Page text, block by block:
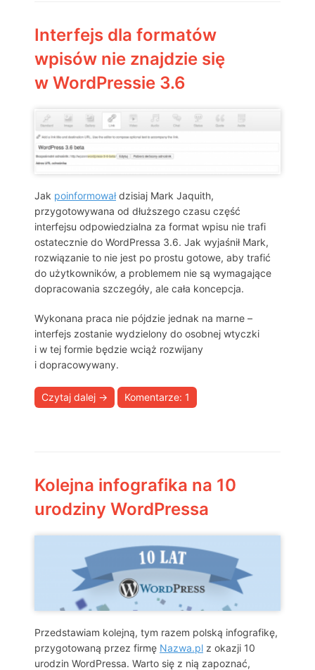
Interfejs dla formatów
wpisów nie znajdzie się
w WordPressie 3.6
Jak poinformowałdzisiaj Mark Jaquith,
przygotowywana od dłuższego czasu część
interfejsu odpowiedzialna za format wpisu nie trafi
ostatecznie do WordPressa 3.6. Jak wyjaśnił Mark,
rozwiązanie to nie jest po prostu gotowe, aby trafić
do użytkowników, a problemem nie są wymagające
dopracowania szczegóły, ale cała koncepcja.
Wykonana praca nie pójdzie jednak na marne –
interfejs zostanie wydzielony do osobnej wtyczki
i w tej formie będzie wciąż rozwijany
i dopracowywany.
Czytaj dalej → Komentarze: 1
Kolejna infografika na 10
urodziny WordPressa
Przedstawiam kolejną, tym razem polską infografikę,
przygotowaną przez firmę Nazwa.pl z okazji 10
urodzin WordPressa. Warto się z nią zapoznać,